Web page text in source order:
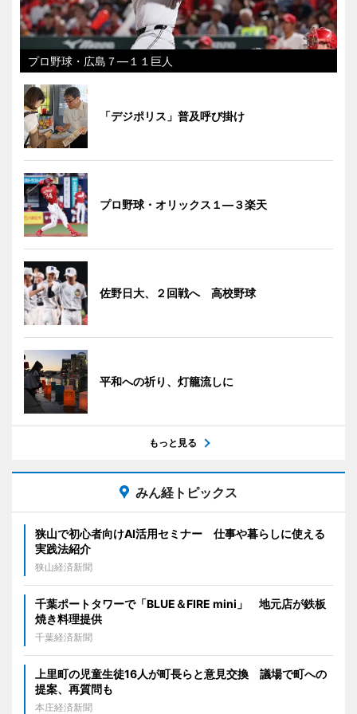
プロ野球・広島７―１１巨人
「デジポリス」普及呼び掛け
プロ野球・オリックス１―３楽天
佐野日大、２回戦へ 高校野球
平和への祈り、灯籠流しに
もっと見る
みん経トピックス
狭山で初心者向けAI活用セミナー 仕事や暮らしに使える
実践法紹介
狭山経済新聞
千葉ポートタワーで「BLUE＆FIRE mini」 地元店が鉄板
焼き料理提供
千葉経済新聞
上里町の児童生徒16人が町長らと意見交換 議場で町への
提案、再質問も
本庄経済新聞